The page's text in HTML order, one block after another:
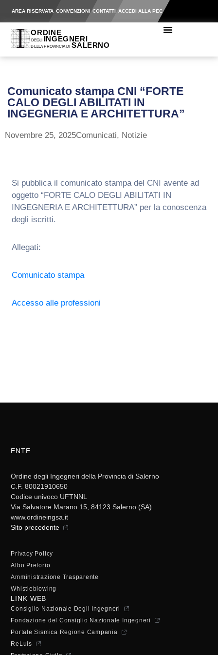
AREA RISERVATA CONVENZIONI CONTATTI ACCEDI ALLA PEC
Comunicato stampa CNI “FORTE
CALO DEGLI ABILITATI IN
INGEGNERIA E ARCHITETTURA”
Novembre 25, 2025Comunicati, Notizie
Si pubblica il comunicato stampa del CNI avente ad
oggetto “FORTE CALO DEGLI ABILITATI IN
INGEGNERIA E ARCHITETTURA” per la conoscenza
degli iscritti.
Allegati:
Comunicato stampa
Accesso alle professioni
ENTE
Ordine degli Ingegneri della Provincia di Salerno
C.F. 80021910650
Codice univoco UFTNNL
Via Salvatore Marano 15, 84123 Salerno (SA)
www.ordineingsa.it
Sito precedente
Privacy Policy
Albo Pretorio
Amministrazione Trasparente
Whistleblowing
LINK WEB
Consiglio Nazionale Degli Ingegneri
Fondazione del Consiglio Nazionale Ingegneri
Portale Sismica Regione Campania
ReLuis